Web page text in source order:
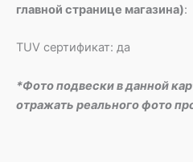
главной странице магазина):
TUV сертификат: да
*Фото подвески в данной
отражать реального фото